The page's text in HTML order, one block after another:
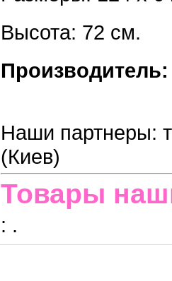
Высота: 72 см.
Наши партнеры:
(Киев)
Товары
: .